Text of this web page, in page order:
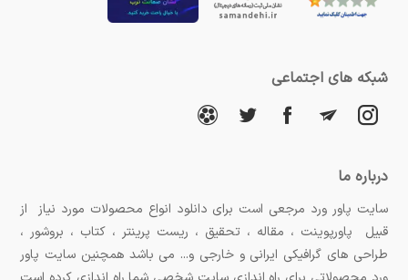
شبکه های اجتماعی
درباره ما
سایت پاور ورد مرجعی است برای دانلود انواع محصولات مورد نیاز از
قبیل پاورپوینت ، مقاله ، تحقیق ، ریست پرینتر ، کتاب ، بروشور ،
طراحی های گرافیکی ایرانی و خارجی و... می باشد همچنین سایت پاور